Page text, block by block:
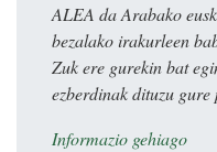
ALEA da Arabako
bezalako irakurleen
Zuk ere gurekin bat
ezberdinak dituzu
Informazio gehiago